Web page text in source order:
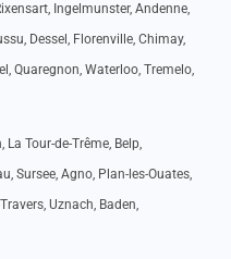
Ingelmunster, Andenne,
Dessel, Florenville, Chimay,
Quaregnon, Waterloo, Tremelo,
Tour-de-Trême, Belp,
Sursee, Agno, Plan-les-Ouates,
Uznach, Baden,